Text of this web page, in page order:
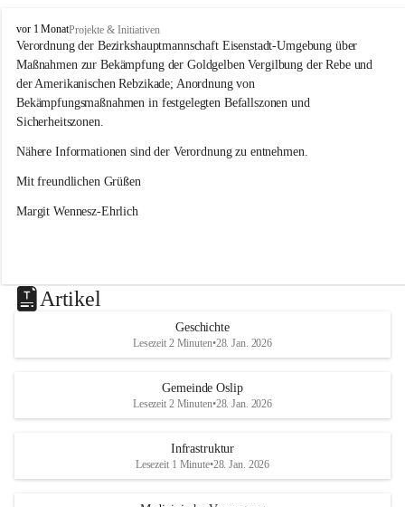
O
s
l
i
p
vor 1 MonatProjekte & Initiativen
Verordnung der Bezirkshauptmannschaft Eisenstadt-Umgebung über
Maßnahmen zur Bekämpfung der Goldgelben Vergilbung der Rebe und
der Amerikanischen Rebzikade; Anordnung von
Bekämpfungsmaßnahmen in festgelegten Befallszonen und
Sicherheitszonen.
Nähere Informationen sind der Verordnung zu entnehmen.
Mit freundlichen Grüßen
Margit Wennesz-Ehrlich
Artikel
Geschichte
Lesezeit 2 Minuten•28. Jan. 2026
Gemeinde Oslip
Lesezeit 2 Minuten•28. Jan. 2026
Infrastruktur
Lesezeit 1 Minute•28. Jan. 2026